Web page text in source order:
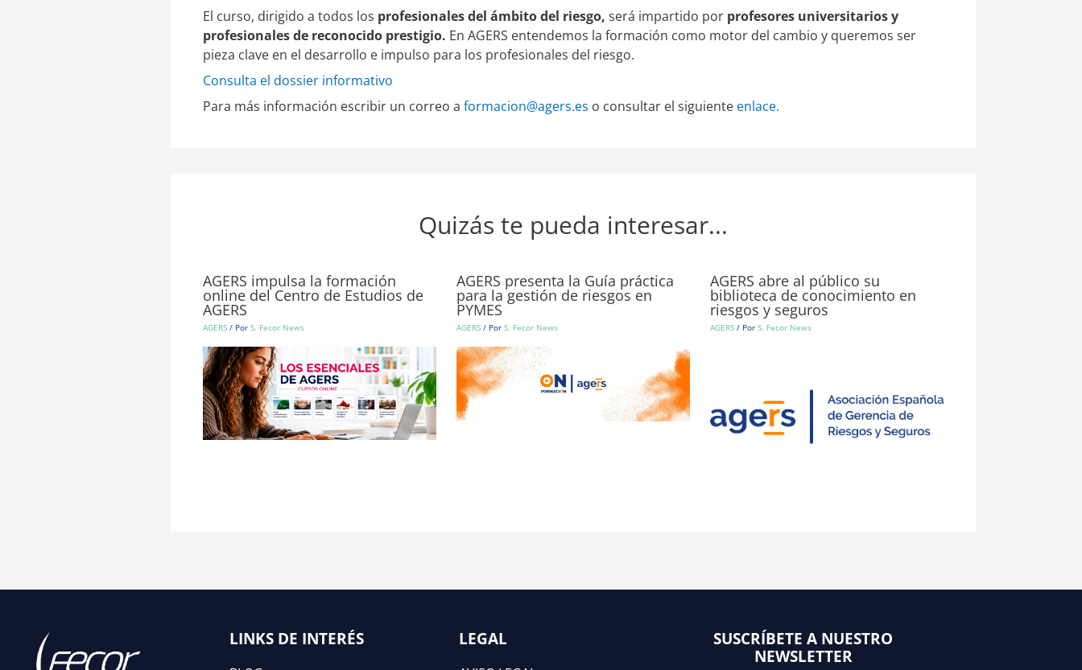
El curso, dirigido a todos los profesionales del ámbito del riesgo, será impartido por profesores universitarios y
profesionales de reconocido prestigio. En AGERS entendemos la formación como motor del cambio y queremos ser
pieza clave en el desarrollo e impulso para los profesionales del riesgo.
Consulta el dossier informativo
Para más información escribir un correo a formacion@agers.es o consultar el siguiente enlace.
Quizás te pueda interesar...
AGERS impulsa la formación
online del Centro de Estudios de
AGERS
AGERS / Por S. Fecor News
AGERS presenta la Guía práctica
para la gestión de riesgos en
PYMES
AGERS / Por S. Fecor News
AGERS abre al público su
biblioteca de conocimiento en
riesgos y seguros
AGERS / Por S. Fecor News
LINKS DE INTERÉS LEGAL
SUSCRÍBETE A NUESTRO
NEWSLETTER